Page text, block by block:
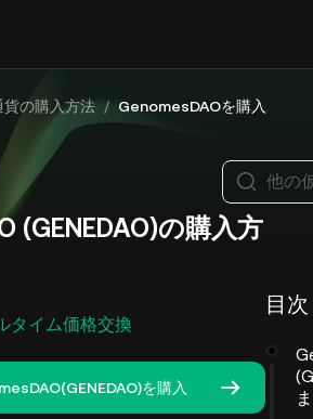
貨の購入方法 / GenomesDAOを購入
(GENEDAO)の購入方
タイム価格交換
を購入
他の
目次